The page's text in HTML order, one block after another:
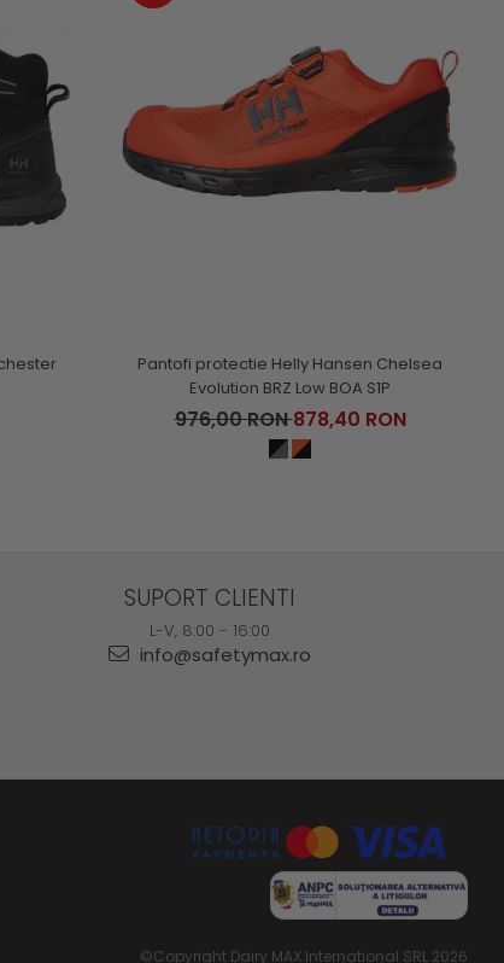
Pantofi protectie Helly Hansen Chelsea
Evolution BRZ Low BOA S1P
976,00 RON878,40 RON
SUPORT CLIENTI
L-V, 8:00 - 16:00
info@safetymax.ro
©Copyright Dairy MAX International SRL 2026